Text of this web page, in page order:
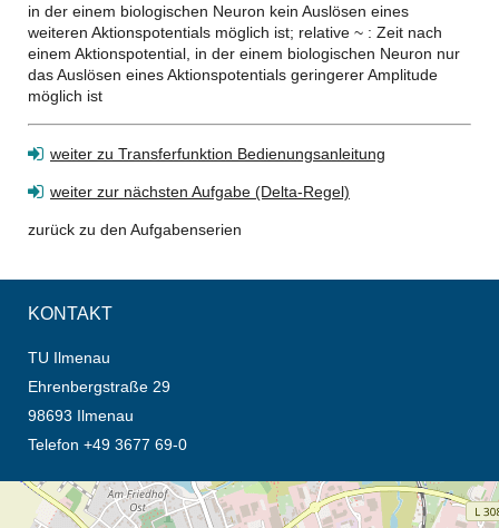
in der einem biologischen Neuron kein Auslösen eines
weiteren Aktionspotentials möglich ist; relative ~ : Zeit nach
einem Aktionspotential, in der einem biologischen Neuron nur
das Auslösen eines Aktionspotentials geringerer Amplitude
möglich ist
weiter zu Transferfunktion Bedienungsanleitung
weiter zur nächsten Aufgabe (Delta-Regel)
zurück zu den Aufgabenserien
KONTAKT
TU Ilmenau
Ehrenbergstraße 29
98693 Ilmenau
Telefon +49 3677 69-0
Öffnet die Anfahrtsbeschreibung in neuem Tab (Karte)